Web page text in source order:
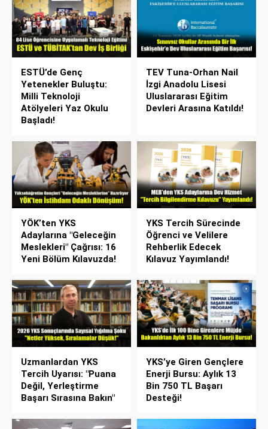
ESTÜ’de Genç
Yetenekler Buluştu:
Milli Teknoloji
Atölyeleri Yaz Okulu
Başladı!
TEV Tuna-Orhan Nail
İzgi Anadolu Lisesi
Uluslararası Eğitim
Devleri Arasına Katıldı!
YÖK’ten YKS
Adaylarına "Geleceğin
Meslekleri" Çağrısı: 16
Yeni Bölüm Kılavuzda!
YKS Tercih Sürecinde
Öğrenci ve Velilere
Rehberlik Edecek
Kılavuz Yayımlandı!
Uzmanlardan YKS
Tercih Uyarısı: "Puana
Değil, Yerleştirme
Başarı Sırasına Bakın"
YKS’ye Giren Gençlere
Enerji Bursu: Aylık 13
Bin 750 TL Başarı
Desteği!